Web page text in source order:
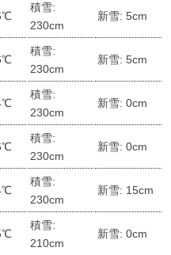
積雪:
230cm
新雪: 5cm
積雪:
230cm
新雪: 5cm
積雪:
230cm
新雪: 0cm
積雪:
230cm
新雪: 0cm
積雪:
230cm
新雪: 15cm
積雪:
210cm
新雪: 0cm